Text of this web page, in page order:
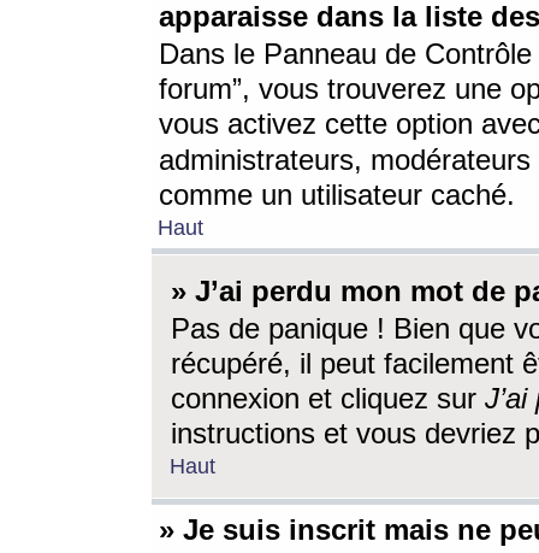
apparaisse dans la liste
Dans le Panneau de
forum”, vous trouverez une
vous activez cette option
administrateurs,
comme un utilisateur caché.
Haut
» J’ai perdu mon mot de
Pas de panique ! Bien que
récupéré, il peut facilement
connexion et cliquez sur
instructions et vous devriez
Haut
» Je suis inscrit mais ne